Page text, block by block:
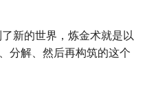
新的世界，炼金术就是以
分解、然后再构筑的这个